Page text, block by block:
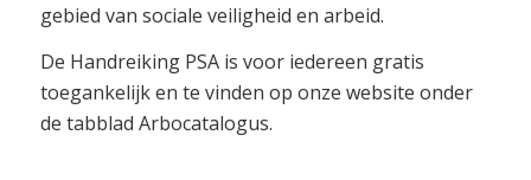
gebied van sociale veiligheid en arbeid.
De Handreiking PSA is voor iedereen gratis
toegankelijk en te vinden op onze website onder
de tabblad Arbocatalogus.